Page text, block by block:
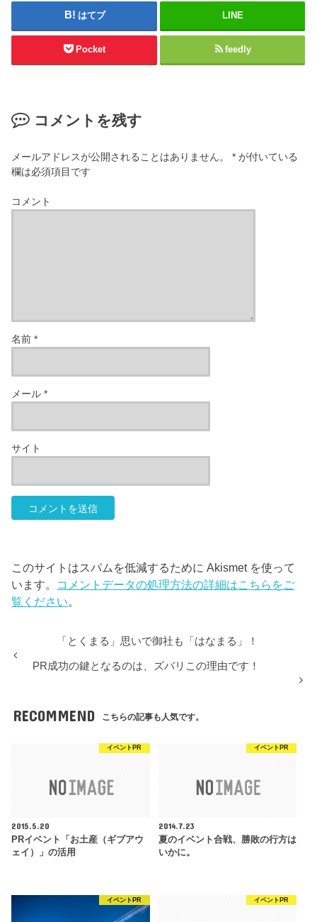
はてブ LINE
Pocket feedly
コメントを残す
メールアドレスが公開されることはありません。 * が付いている
欄は必須項目です
コメント
名前*
メール*
サイト
このサイトはスパムを低減するために Akismet を使って
います。 コメントデータの処理方法の詳細はこちらをご
覧ください。
「とくまる」思いで御社も「はなまる」！
PR成功の鍵となるのは、ズバリこの理由です！
RECOMMEND こちらの記事も人気です。
イベントPR
2015.5.20
PRイベント「お土産（ギブアウ
ェイ）」の活用
イベントPR
2014.7.23
夏のイベント合戦、勝敗の行方は
いかに。
イベントPR イベントPR